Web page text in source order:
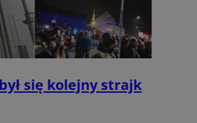
się kolejny strajk